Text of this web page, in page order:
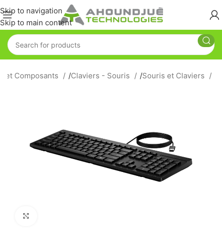
Skip to navigation
Skip to main content
et Composants /Claviers - Souris /Souris et Claviers